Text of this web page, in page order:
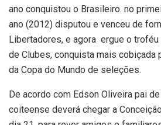
ano conquistou o Brasileiro. no
ano (2012) disputou e venceu de
Libertadores, e agora ergue o troféu
de Clubes, conquista mais cobiçada
da Copa do Mundo de seleções.
De acordo com Edson Oliveira pai
coiteense deverá chegar a